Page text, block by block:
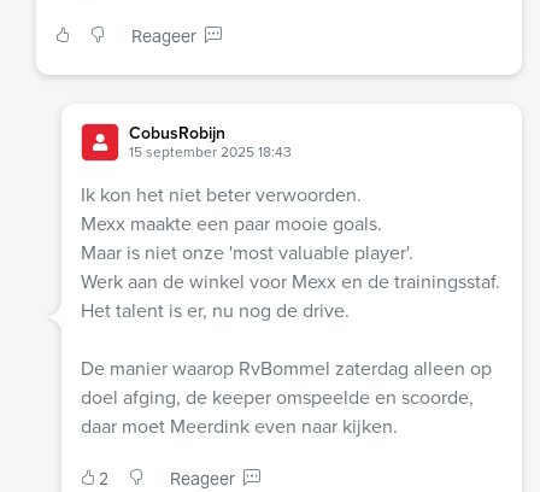
Reageer
CobusRobijn
15 september 2025 18:43
Ik kon het niet beter verwoorden.
Mexx maakte een paar mooie goals.
Maar is niet onze 'most valuable player'.
Werk aan de winkel voor Mexx en de trainingsstaf.
Het talent is er, nu nog de drive.
De manier waarop RvBommel zaterdag alleen op
doel afging, de keeper omspeelde en scoorde,
daar moet Meerdink even naar kijken.
2 Reageer